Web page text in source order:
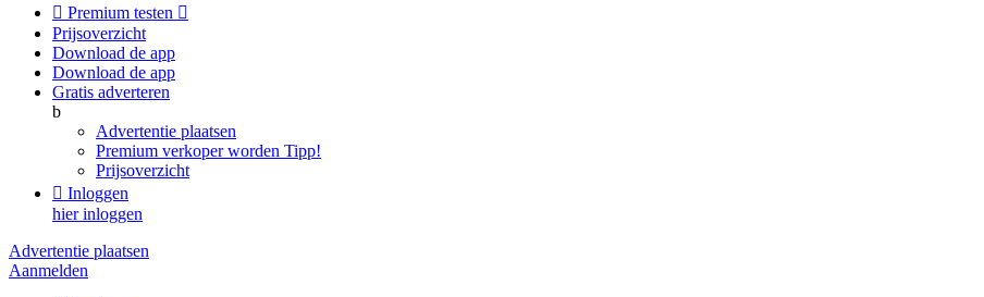
 Premium testen 
Prijsoverzicht
Download de app
Download de app
Gratis adverteren
b
Advertentie plaatsen
Premium verkoper worden Tipp!
Prijsoverzicht
 Inloggen
hier inloggen
Advertentie plaatsen
Aanmelden